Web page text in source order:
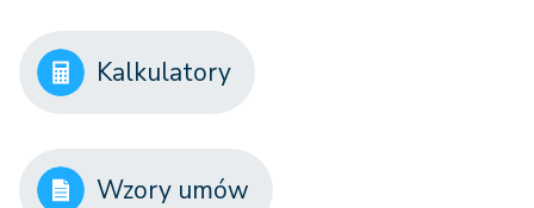
Kalkulatory
Wzory umów